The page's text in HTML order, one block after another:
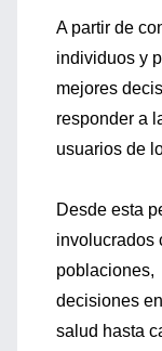
A partir de
individuos y
mejores
responder a
usuarios de
Desde esta
involucrados
poblaciones,
decisiones
salud hasta